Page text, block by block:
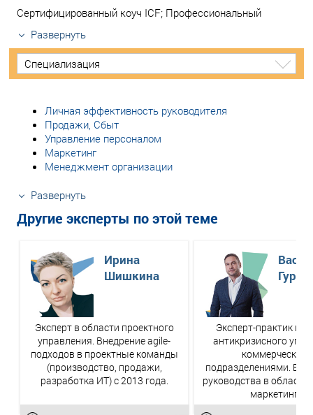
Сертифицированный коуч ICF; Профессиональный
Развернуть
Специализация
Личная эффективность руководителя
Продажи, Сбыт
Управление персоналом
Маркетинг
Менеджмент организации
Развернуть
Другие эксперты по этой теме
Ирина
Шишкина
Эксперт в области проектного
управления. Внедрение agile-
подходов в проектные команды
(производство, продажи,
разработка ИТ) с 2013 года.
Эксперт-практик в
антикризисного
подразделениями.
руководства в
маркетинга.